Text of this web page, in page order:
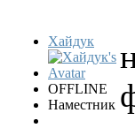
Хайдук
OFFLINE
Наместник